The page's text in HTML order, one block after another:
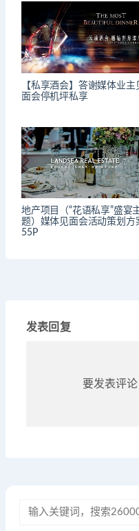
【私享酒会】答谢媒体业主
面会停机坪私享
地产项目（“花语私享”盛宴
题）媒体见面会活动策划方
55P
发表回复
要发表评